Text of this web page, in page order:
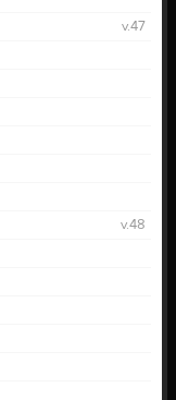
v.47
v.48